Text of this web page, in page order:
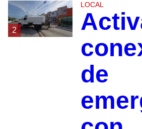
2
LOCAL
de